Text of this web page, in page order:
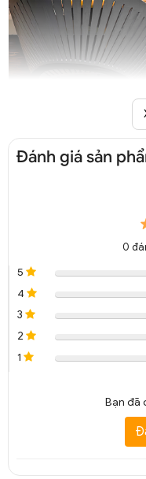
Đèn thả mặt
Đánh giá sản
0
5
4
3
2
1
Bạn đã